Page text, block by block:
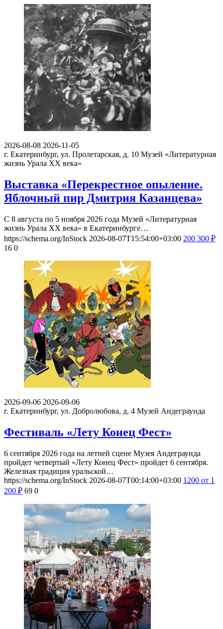
2026-08-08 2026-11-05
г. Екатеринбург, ул. Пролетарская, д. 10 Музей «Литературная
жизнь Урала ХХ века»
Выставка «Перекрестное опыление.
Яблочный пир Дмитрия Казанцева»
С 8 августа по 5 ноября 2026 года Музей «Литературная
жизнь Урала ХХ века» в Екатеринбурге…
https://schema.org/InStock 2026-08-07T15:54:00+03:00 200 300 ₽
16 0
2026-09-06 2026-09-06
г. Екатеринбург, ул. Добролюбова, д. 4 Музей Андеграунда
Фестиваль «Лету Конец Фест»
6 сентября 2026 года на летней сцене Музея Андеграунда
пройдет четвертый «Лету Конец Фест» пройдет 6 сентября.
Железная традиция уральской…
https://schema.org/InStock 2026-08-07T00:14:00+03:00 1200 от 1
200 ₽ 69 0